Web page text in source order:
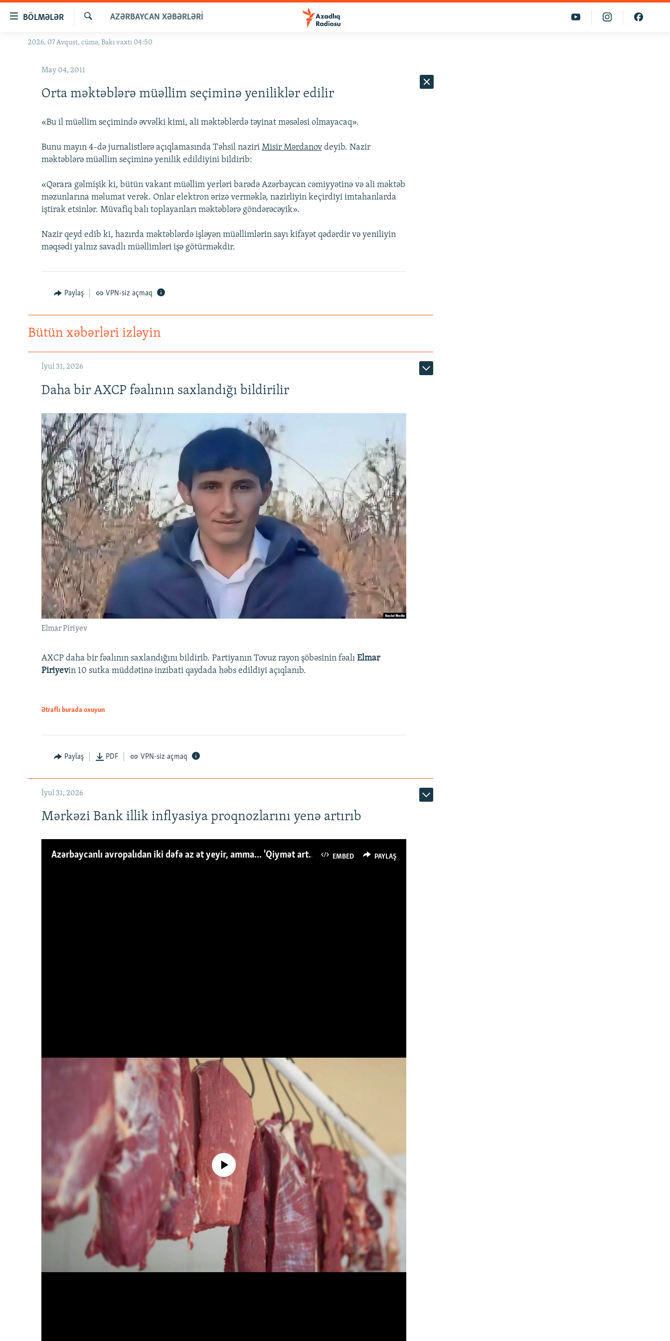
naviqasiyaya
BÖLMƏLƏR
GÜNDƏM
#ƏSLINDƏ
FƏRQƏ BAX
ARAŞDIRMA
FOTOQALEREYA
RADIO ARXIV
OXU ZALI
İSLAM VƏ DEMOKRATIYA
HAQQIMIZDA
PEŞƏ ETIKASI VƏ JURNALISTIKA
STANDARTLARIMIZ
MATERIALLARIMIZDAN ISTIFADƏ
AZADLIQRADIOSU MOBIL TELEFONUNUZDA
XƏBƏR BÜLLETENLƏRIMIZ
Axtar
AZƏRBAYCAN XƏBƏRLƏRI
2026, 07 Avqust, cümə, Bakı vaxtı 04:50
May 04, 2011
Orta məktəblərə müəllim seçiminə yeniliklər edilir
«Bu il müəllim seçimində əvvəlki kimi, ali məktəblərdə təyinat məsələsi olmayacaq».
Bunu mayın 4-də jurnalistlərə açıqlamasında Təhsil naziri Misir Mərdanov deyib. Nazir
məktəblərə müəllim seçiminə yenilik edildiyini bildirib:
«Qərara gəlmişik ki, bütün vakant müəllim yerləri barədə Azərbaycan cəmiyyətinə və ali məktəb
məzunlarına məlumat verək. Onlar elektron ərizə verməklə, nazirliyin keçirdiyi imtahanlarda
iştirak etsinlər. Müvafiq balı toplayanları məktəblərə göndərəcəyik».
Nazir qeyd edib ki, hazırda məktəblərdə işləyən müəllimlərin sayı kifayət qədərdir və yeniliyin
məqsədi yalnız savadlı müəllimləri işə götürməkdir.
Paylaş VPN-siz açmaq
Bütün xəbərləri izləyin
İyul 31, 2026
Daha bir AXCP fəalının saxlandığı bildirilir
Elmar Piriyev
AXCP daha bir fəalının saxlandığını bildirib. Partiyanın Tovuz rayon şöbəsinin fəalı Elmar
Piriyevin 10 sutka müddətinə inzibati qaydada həbs edildiyi açıqlanıb.
Ətraflı burada oxuyun
Paylaş PDF VPN-siz açmaq
İyul 31, 2026
Mərkəzi Bank illik inflyasiya proqnozlarını yenə artırıb
EMBED PAYLAŞ
Azərbaycanlı avropalıdan iki dəfə az ət yeyir, amma... 'Qiymət artımı qaçılmazdır'
No media source currently available